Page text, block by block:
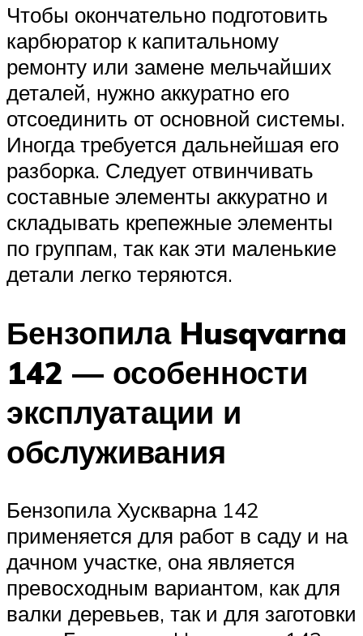
Чтобы окончательно подготовить
карбюратор к капитальному
ремонту или замене мельчайших
деталей, нужно аккуратно его
отсоединить от основной системы.
Иногда требуется дальнейшая его
разборка. Следует отвинчивать
составные элементы аккуратно и
складывать крепежные элементы
по группам, так как эти маленькие
детали легко теряются.
Бензопила Husqvarna
142 — особенности
эксплуатации и
обслуживания
Бензопила Хускварна 142
применяется для работ в саду и на
дачном участке, она является
превосходным вариантом, как для
валки деревьев, так и для заготовки